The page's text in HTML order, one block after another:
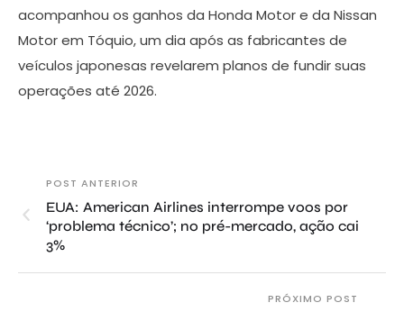
acompanhou os ganhos da Honda Motor e da Nissan
Motor em Tóquio, um dia após as fabricantes de
veículos japonesas revelarem planos de fundir suas
operações até 2026.
POST ANTERIOR
EUA: American Airlines interrompe voos por
‘problema técnico’; no pré-mercado, ação cai
3%
PRÓXIMO POST